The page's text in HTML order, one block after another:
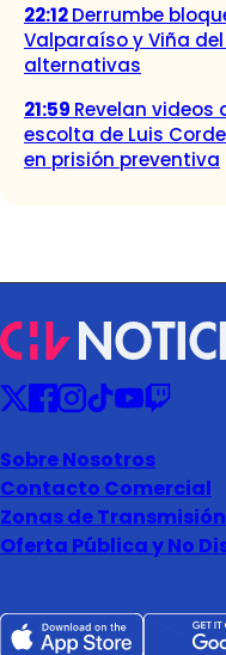
22:12Derrumbe
Valparaíso y Viña
alternativas
21:59 Revelan videos
escolta de Luis
en prisión preventiva
Sobre Nosotros
Contacto Comercial
Zonas de
Oferta Pública y No